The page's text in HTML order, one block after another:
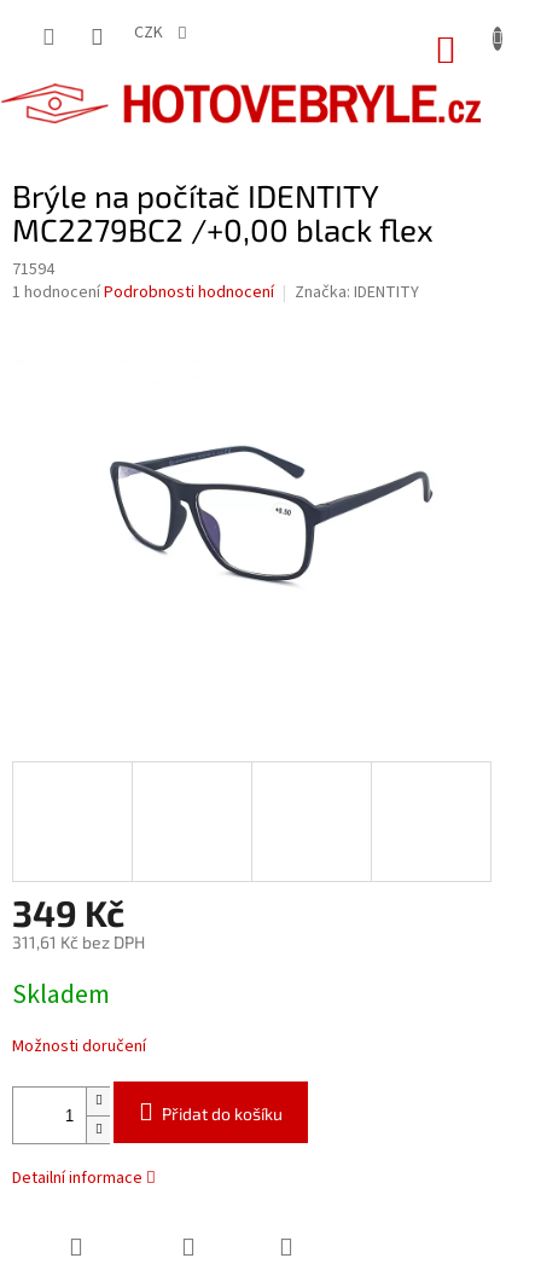
CZK
Brýle na počítač IDENTITY
MC2279BC2 /+0,00 black flex
71594
Průměrné
1 hodnoceníPodrobnosti hodnocení Značka: IDENTITY
349 Kč
311,61 Kč bez DPH
cena:
Skladem
Možnosti doručení
Přidat do košíku
Detailní informace